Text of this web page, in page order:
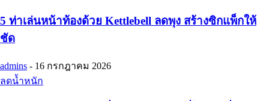
5 ท่าเล่นหน้าท้องด้วย Kettlebell ลดพุง สร้างซิกแพ็กให้
ชัด
admins - 16 กรกฎาคม 2026
ลดน้ำหนัก